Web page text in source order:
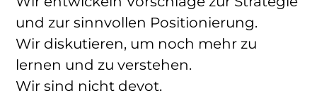
und zur sinnvollen Positionierung.
Wir diskutieren, um noch mehr zu
lernen und zu verstehen.
Wir sind nicht devot.